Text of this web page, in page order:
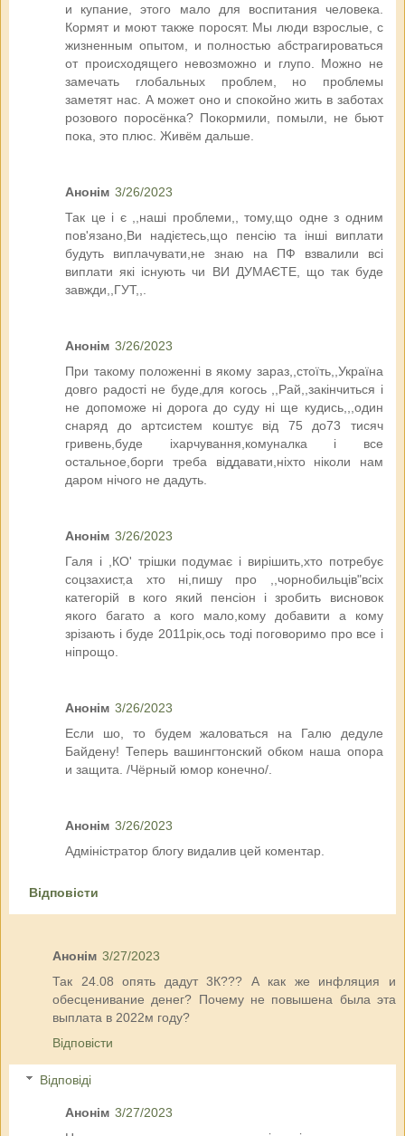
и купание, этого мало для воспитания человека.
Кормят и моют также поросят. Мы люди взрослые, с
жизненным опытом, и полностью абстрагироваться
от происходящего невозможно и глупо. Можно не
замечать глобальных проблем, но проблемы
заметят нас. А может оно и спокойно жить в заботах
розового поросёнка? Покормили, помыли, не бьют
пока, это плюс. Живём дальше.
Анонім 3/26/2023
Так це і є ,,наші проблеми,, тому,що одне з одним
пов'язано,Ви надієтесь,що пенсію та інші виплати
будуть виплачувати,не знаю на ПФ взвалили всі
виплати які існують чи ВИ ДУМАЄТЕ, що так буде
завжди,,ГУТ,,.
Анонім 3/26/2023
При такому положенні в якому зараз,,стоїть,,Україна
довго радості не буде,для когось ,,Рай,,закінчиться і
не допоможе ні дорога до суду ні ще кудись,,,один
снаряд до артсистем коштує від 75 до73 тисяч
гривень,буде іхарчування,комуналка і все
остальное,борги треба віддавати,ніхто ніколи нам
даром нічого не дадуть.
Анонім 3/26/2023
Галя і ,КО' трішки подумає і вирішить,хто потребує
соцзахист,а хто ні,пишу про ,,чорнобильців"всіх
категорій в кого який пенсіон і зробить висновок
якого багато а кого мало,кому добавити а кому
зрізають і буде 2011рік,ось тоді поговоримо про все і
ніпрощо.
Анонім 3/26/2023
Если шо, то будем жаловаться на Галю дедуле
Байдену! Теперь вашингтонский обком наша опора
и защита. /Чёрный юмор конечно/.
Анонім 3/26/2023
Адміністратор блогу видалив цей коментар.
Відповісти
Анонім 3/27/2023
Так 24.08 опять дадут 3К??? А как же инфляция и
обесценивание денег? Почему не повышена была эта
выплата в 2022м году?
Відповісти
Відповіді
Анонім 3/27/2023